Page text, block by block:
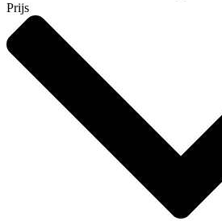
Prijs